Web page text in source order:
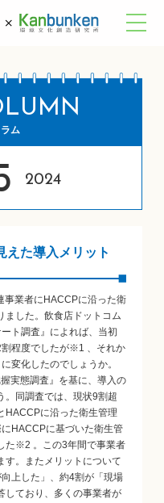
ム
2024
えた導入メリット
業者にHACCPに沿った衛
ました。飲食店ドットコム
ト調査』によれば、当初
程度でしたが※1 、それか
変化したのでしょうか。
実態調査』を基に、導入の
。同調査では、現状9割超
HACCPに沿った衛生管理
HACCPに基づいた衛生管
た※2 。この3年間で事業者
す。またメリットについて
上した」、約4割が「現場
しており、多くの事業者が